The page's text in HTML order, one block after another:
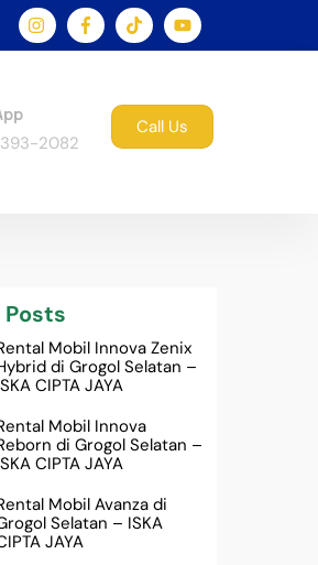
2082
Call Us
Posts
Mobil Innova Zenix
di Grogol Selatan –
CIPTA JAYA
Mobil Innova
di Grogol Selatan –
CIPTA JAYA
Mobil Avanza di
Selatan – ISKA
JAYA